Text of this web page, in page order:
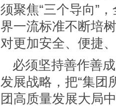
须聚焦“三个导向”
界一流标准不断培
对更加安全、便捷
必须坚持善作善
发展战略，把“集团
团高质量发展大局